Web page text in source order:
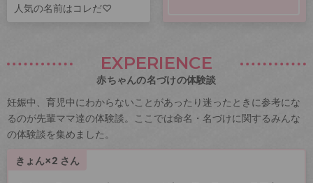
人気の名前はコレだ♡
EXPERIENCE
赤ちゃんの名づけの体験談
妊娠中、育児中にわからないことがあったり迷ったときに参考にな
るのが先輩ママ達の体験談。ここでは命名・名づけに関するみんな
の体験談を集めました。
きょん×2 さん